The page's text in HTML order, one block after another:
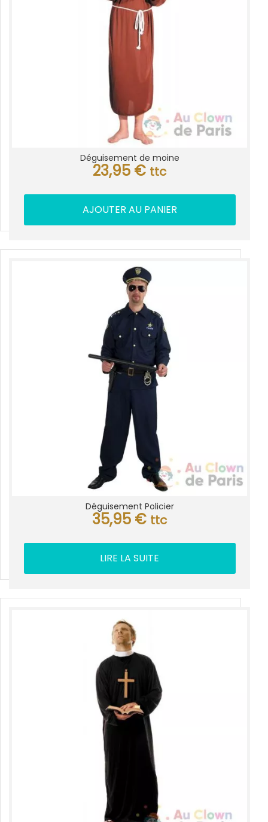
Déguisement de moine
23,95 € ttc
AJOUTER AU PANIER
Déguisement Policier
35,95 € ttc
LIRE LA SUITE